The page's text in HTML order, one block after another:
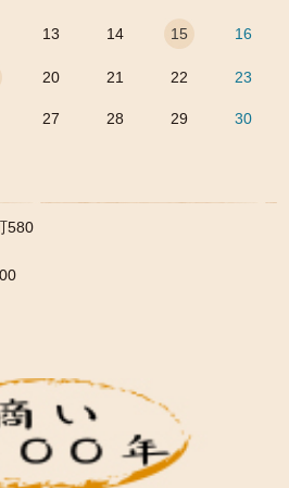
13 14 15 16
20 21 22 23
27 28 29 30
580